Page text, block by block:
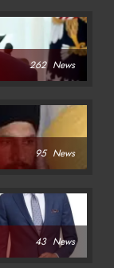
262 News
95 News
43 News